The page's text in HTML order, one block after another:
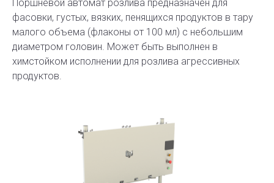
Поршневой автомат розлива предназначен для
фасовки, густых, вязких, пенящихся продуктов в тару
малого объема (флаконы от 100 мл) с небольшим
диаметром головин. Может быть выполнен в
химстойком исполнении для розлива агрессивных
продуктов.